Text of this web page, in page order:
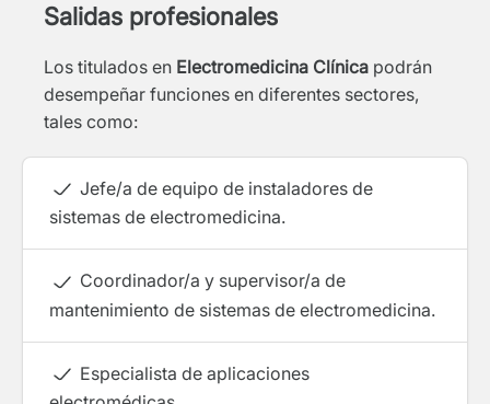
Salidas profesionales
Los titulados en Electromedicina Clínica podrán
desempeñar funciones en diferentes sectores,
tales como:
Jefe/a de equipo de instaladores de
sistemas de electromedicina.
Coordinador/a y supervisor/a de
mantenimiento de sistemas de electromedicina.
Especialista de aplicaciones